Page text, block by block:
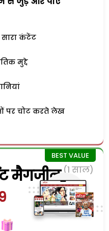
कंटेंट
मुद्दे
पर चोट करते लेख
मैगजीन (1 साल)